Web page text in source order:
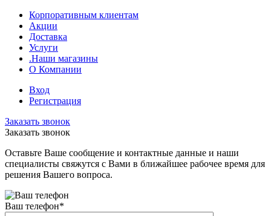
Корпоративным клиентам
Акции
Доставка
Услуги
.Наши магазины
О Компании
Вход
Регистрация
Заказать звонок
Заказать звонок
Оставьте Ваше сообщение и контактные данные и наши
специалисты свяжутся с Вами в ближайшее рабочее время для
решения Вашего вопроса.
Ваш телефон*